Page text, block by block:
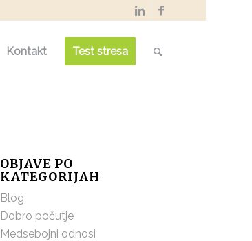
Kontakt Test stresa
OBJAVE PO
KATEGORIJAH
Blog
Dobro počutje
Medsebojni odnosi